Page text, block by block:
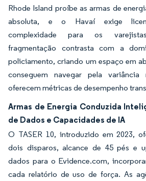
Rhode Island proíbe as armas de
absoluta, e o Havaí exige
complexidade para os
fragmentação contrasta com a
policiamento, criando um espaço em
conseguem navegar pela variância
oferecem métricas de desempenho
Armas de Energia Conduzida
de Dados e Capacidades de IA
O TASER 10, introduzido em 2023,
dois disparos, alcance de 45 pés e
dados para o Evidence.com,
cada relatório de uso de força. As